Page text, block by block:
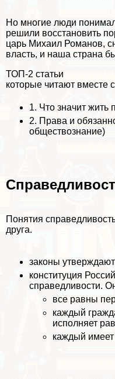
Но многие люди
решили восстановить
царь Михаил Романов,
власть, и наша страна
ТОП-2 статьи
которые читают вместе
1. Что значит жить
2. Права и
обществознание)
Понятия
друга.
законы
конституция
справедливости.
все равны
каждый
исполняет
каждый